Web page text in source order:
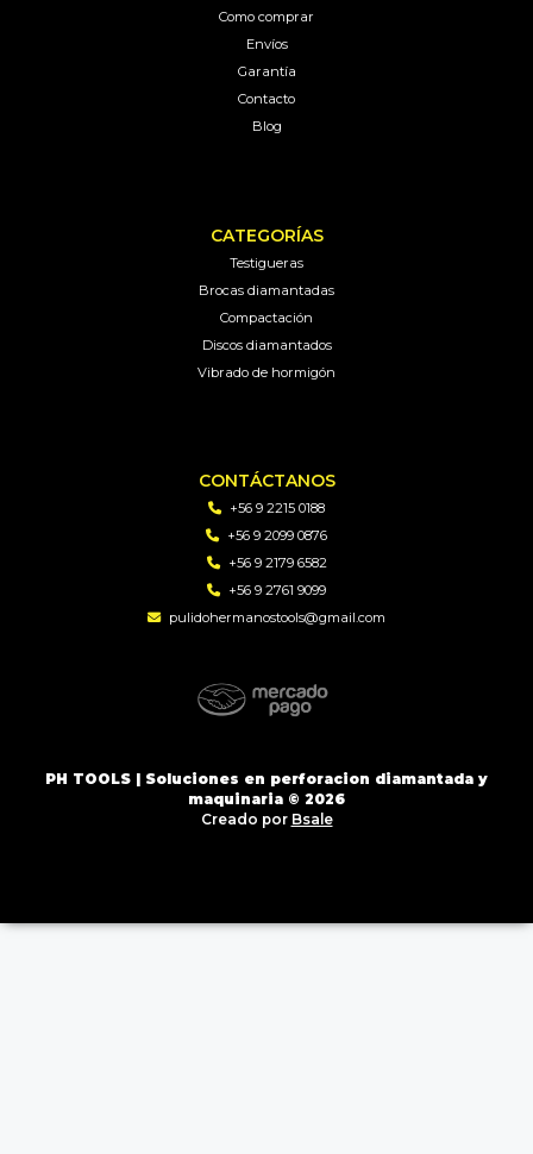
Como comprar
Envíos
Garantía
Contacto
Blog
CATEGORÍAS
Testigueras
Brocas diamantadas
Compactación
Discos diamantados
Vibrado de hormigón
CONTÁCTANOS
+56 9 2215 0188
+56 9 2099 0876
+56 9 2179 6582
+56 9 2761 9099
pulidohermanostools@gmail.com
PH TOOLS | Soluciones en perforacion diamantada y
maquinaria © 2026
Creado por Bsale